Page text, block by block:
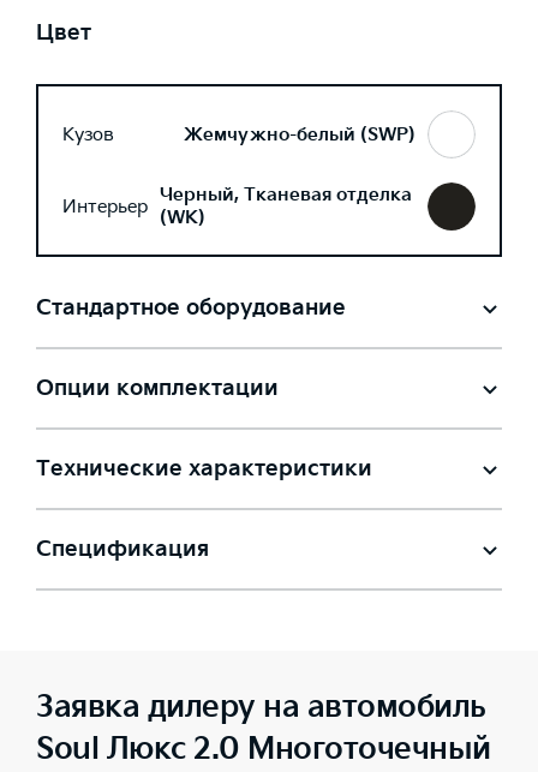
Цвет
Кузов Жемчужно-белый (SWP)
Интерьер Черный, Тканевая отделка
(WK)
Стандартное оборудование
Опции комплектации
Технические характеристики
Спецификация
Заявка дилеру на автомобиль
Soul Люкс 2.0 Многоточечный